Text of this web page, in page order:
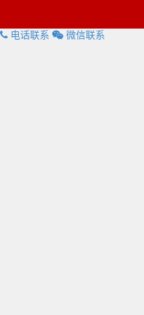
电话联系 微信联系